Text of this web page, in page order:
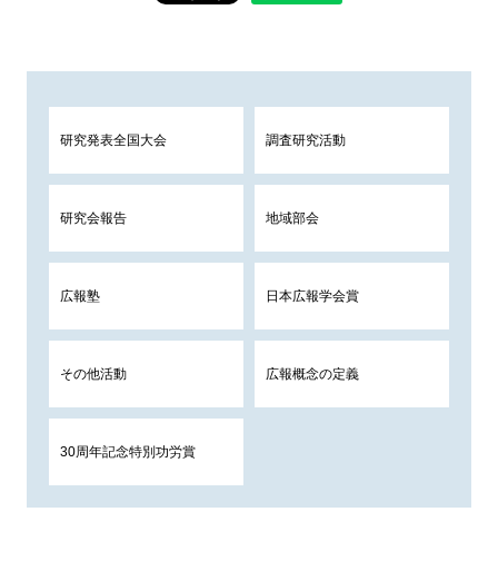
研究発表全国大会 調査研究活動
研究会報告 地域部会
広報塾 日本広報学会賞
その他活動 広報概念の定義
30周年記念特別功労賞